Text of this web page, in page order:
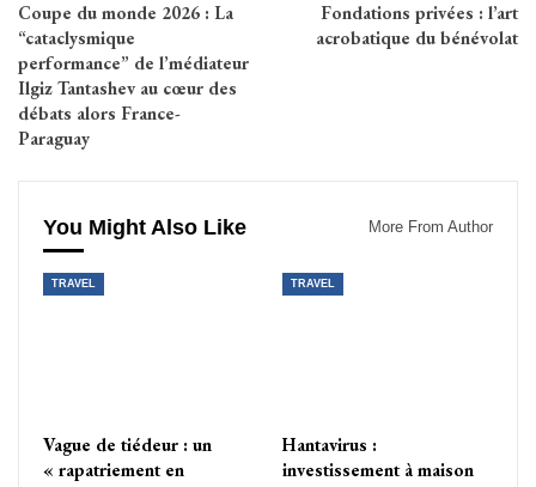
Coupe du monde 2026 : La
“cataclysmique
performance” de l’médiateur
Ilgiz Tantashev au cœur des
débats alors France-
Paraguay
Fondations privées : l’art
acrobatique du bénévolat
You Might Also Like More From Author
TRAVEL
Vague de tiédeur : un
« rapatriement en
TRAVEL
Hantavirus :
investissement à maison